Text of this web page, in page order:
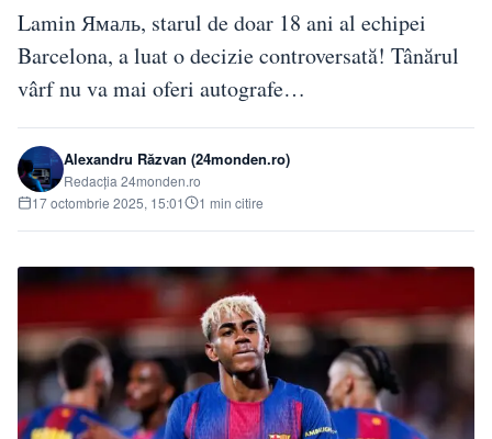
Lamin Ямаль, starul de doar 18 ani al echipei
Barcelona, a luat o decizie controversată! Tânărul
vârf nu va mai oferi autografe…
Alexandru Răzvan (24monden.ro)
Redacția 24monden.ro
17 octombrie 2025, 15:01
1 min citire